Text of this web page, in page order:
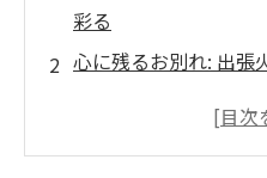
彩る
心に残るお別れ: 出張
自宅での火葬がもた